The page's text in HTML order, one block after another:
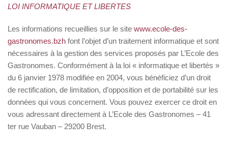
LOI INFORMATIQUE ET LIBERTES
Les informations recueillies sur le site www.ecole-des-
gastronomes.bzh font l’objet d’un traitement informatique et sont
nécessaires à la gestion des services proposés par L’Ecole des
Gastronomes. Conformément à la loi « informatique et libertés »
du 6 janvier 1978 modifiée en 2004, vous bénéficiez d’un droit
de rectification, de limitation, d’opposition et de portabilité sur les
données qui vous concernent. Vous pouvez exercer ce droit en
vous adressant directement à L’Ecole des Gastronomes – 41
ter rue Vauban – 29200 Brest.